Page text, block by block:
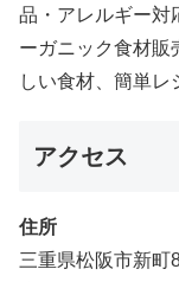
品・アレルギー対
ーガニック食材販
しい食材、簡単レ
アクセス
住所
三重県松阪市新町